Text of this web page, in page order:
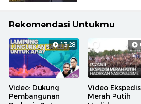
Rekomendasi Untukmu
13:28
Video: Dukung
Pembangunan
Video
Merah Putih